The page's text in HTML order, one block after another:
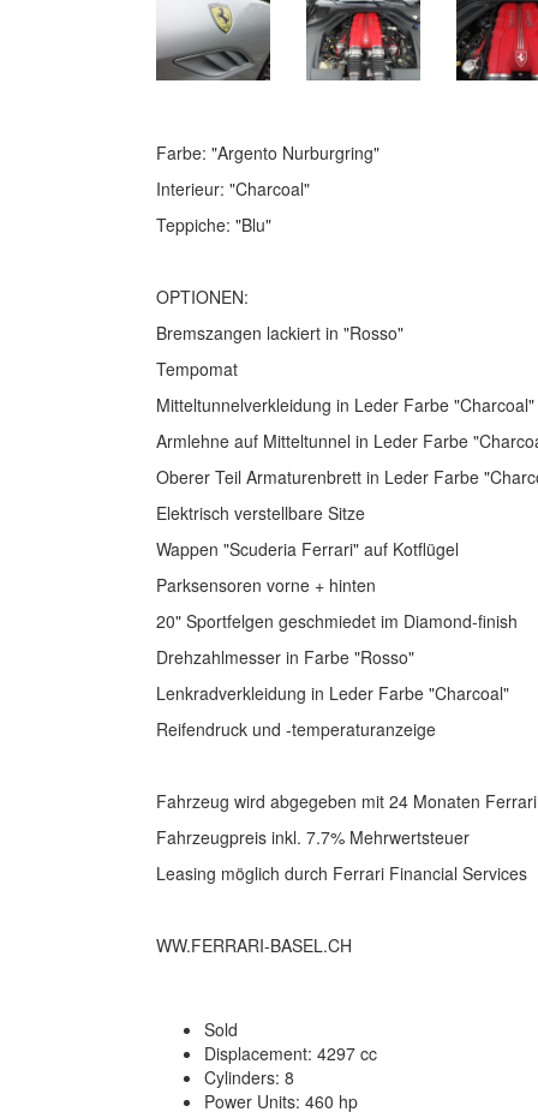
Farbe: "Argento Nurburgring"
Interieur: "Charcoal"
Teppiche: "Blu"
OPTIONEN:
Bremszangen lackiert in "Rosso"
Tempomat
Mitteltunnelverkleidung in Leder Farbe "Charcoal"
Armlehne auf Mitteltunnel in Leder Farbe
Oberer Teil Armaturenbrett in Leder Farbe
Elektrisch verstellbare Sitze
Wappen "Scuderia Ferrari" auf Kotflügel
Parksensoren vorne + hinten
20" Sportfelgen geschmiedet im Diamond-finish
Drehzahlmesser in Farbe "Rosso"
Lenkradverkleidung in Leder Farbe "Charcoal"
Reifendruck und -temperaturanzeige
Fahrzeug wird abgegeben mit 24 Monaten
Fahrzeugpreis inkl. 7.7% Mehrwertsteuer
Leasing möglich durch Ferrari Financial Services
WW.FERRARI-BASEL.CH
Sold
Displacement: 4297 cc
Cylinders: 8
Power Units: 460 hp